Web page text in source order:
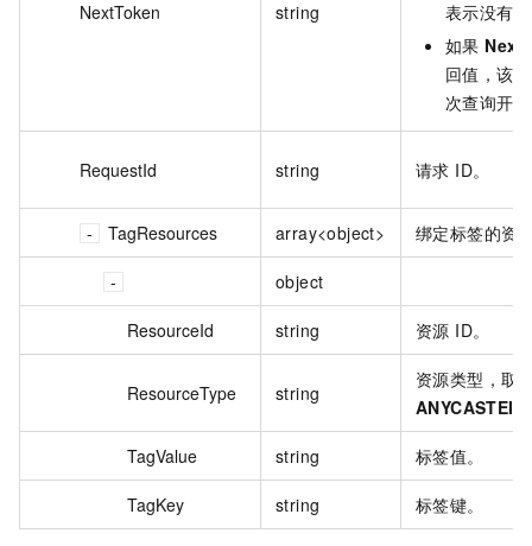
NextToken string
表示没有
如果
回值，该
次查询开
RequestId string 请求 ID。
TagResources array<object> 绑定标签的资
object
ResourceId string 资源 ID。
ResourceType string
资源类型，取
TagValue string 标签值。
TagKey string 标签键。